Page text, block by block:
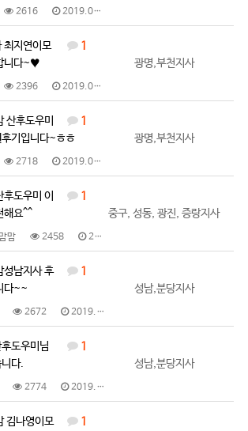
2616 2019.01.24
1
최지연이모
니다~♥
2396 2019.01.22
광명,부천지사
1
산후도우미
기입니다~ㅎㅎ
2718 2019.01.18
광명,부천지사
1
도우미 이
해요^^
맘 2458 2019.01.07
중구, 성동, 광진, 증랑지사
1
남지사 후
다~~
2672 2019.01.05
성남,분당지사
1
도우미님
다.
2774 2019.01.03
성남,분당지사
1
김나영이모